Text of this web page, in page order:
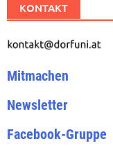
KONTAKT
Mitmachen
Newsletter
Facebook-Gruppe